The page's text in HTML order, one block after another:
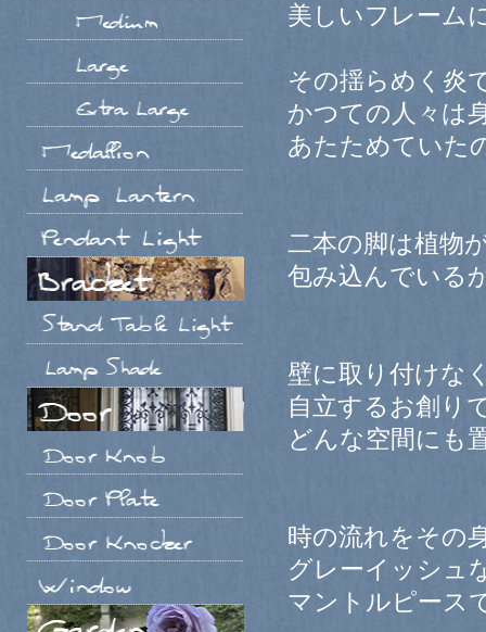
美しいフレーム
その揺らめく炎
かつての人々は
あたためていた
二本の脚は植物
包み込んでいる
壁に取り付けな
自立するお創り
どんな空間にも
時の流れをその
グレーイッシュ
マントルピース